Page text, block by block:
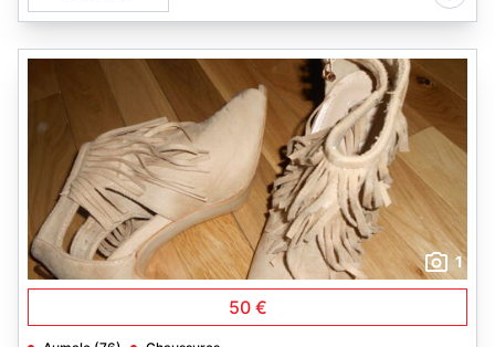
1
50 €